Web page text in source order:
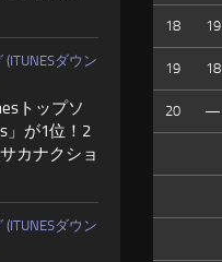
18 19
19 18
20 —
(ITUNESダウン
トップソ
」が1位！2
カナクショ
(ITUNESダウン